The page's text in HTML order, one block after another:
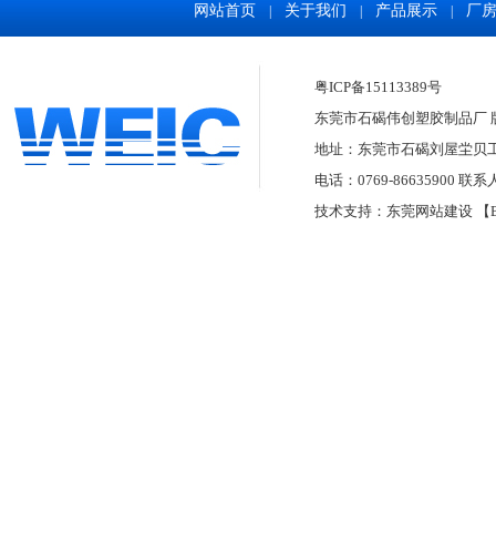
网站首页 关于我们 产品展示 厂
粤ICP备15113389号
东莞市石碣伟创塑胶制品厂
地址：东莞市石碣刘屋坣贝
电话：0769-86635900 联系
技术支持： 东莞网站建设 【